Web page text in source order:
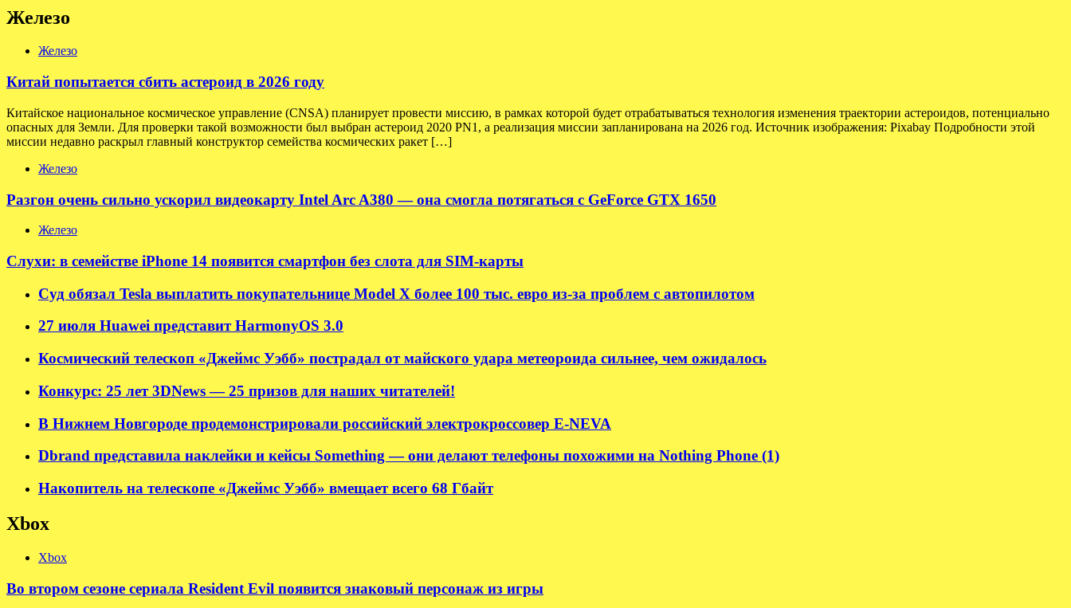
Железо
Железо
Китай попытается сбить астероид в 2026 году
Китайское национальное космическое управление (CNSA) планирует провести миссию, в рамках которой будет отрабатываться технология изменения траектории астероидов, потенциально
опасных для Земли. Для проверки такой возможности был выбран астероид 2020 PN1, а реализация миссии запланирована на 2026 год. Источник изображения: Pixabay Подробности этой
миссии недавно раскрыл главный конструктор семейства космических ракет […]
Железо
Разгон очень сильно ускорил видеокарту Intel Arc A380 — она смогла потягаться с GeForce GTX 1650
Железо
Слухи: в семействе iPhone 14 появится смартфон без слота для SIM-карты
Суд обязал Tesla выплатить покупательнице Model X более 100 тыс. евро из-за проблем с автопилотом
27 июля Huawei представит HarmonyOS 3.0
Космический телескоп «Джеймс Уэбб» пострадал от майского удара метеороида сильнее, чем ожидалось
Конкурс: 25 лет 3DNews — 25 призов для наших читателей!
В Нижнем Новгороде продемонстрировали российский электрокроссовер E-NEVA
Dbrand представила наклейки и кейсы Something — они делают телефоны похожими на Nothing Phone (1)
Накопитель на телескопе «Джеймс Уэбб» вмещает всего 68 Гбайт
Xbox
Xbox
Во втором сезоне сериала Resident Evil появится знаковый персонаж из игры